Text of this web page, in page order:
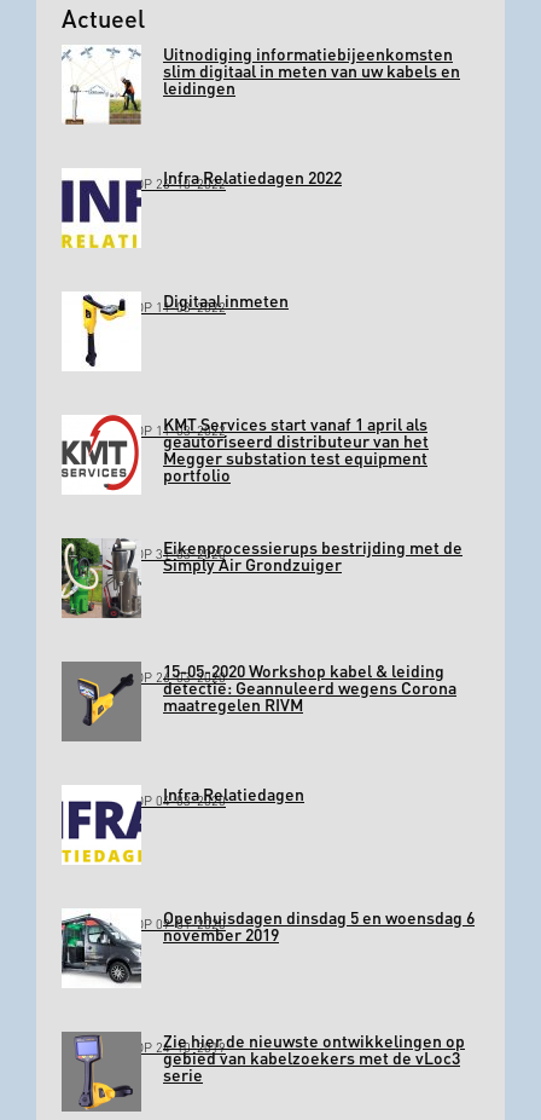
Actueel
Uitnodiging informatiebijeenkomsten
slim digitaal in meten van uw kabels en
leidingen
GEPLAATST OP 26-10-2022Infra Relatiedagen 2022
GEPLAATST OP 11-03-2022Digitaal inmeten
GEPLAATST OP 11-03-2022KMT Services start vanaf 1 april als
geautoriseerd distributeur van het
Megger substation test equipment
portfolio
GEPLAATST OP 31-03-2020Eikenprocessierups bestrijding met de
Simply Air Grondzuiger
GEPLAATST OP 26-03-202015-05-2020 Workshop kabel & leiding
detectie: Geannuleerd wegens Corona
maatregelen RIVM
GEPLAATST OP 04-03-2020Infra Relatiedagen
GEPLAATST OP 09-01-2020Openhuisdagen dinsdag 5 en woensdag 6
november 2019
GEPLAATST OP 24-10-2019Zie hier de nieuwste ontwikkelingen op
gebied van kabelzoekers met de vLoc3
serie